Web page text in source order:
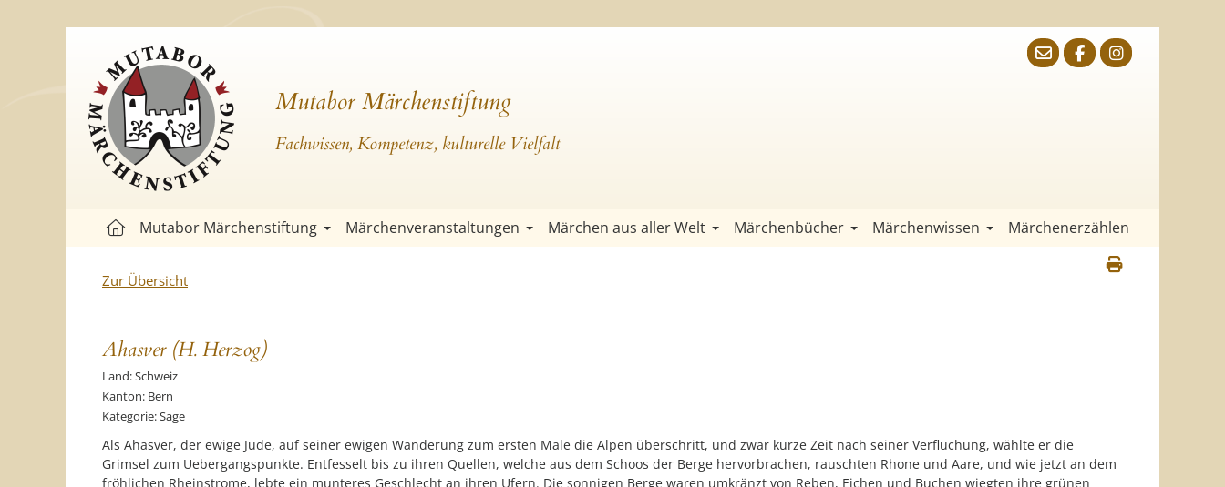
Mutabor Märchenstiftung
Fachwissen, Kompetenz, kulturelle Vielfalt
Mutabor Märchenstiftung Märchenveranstaltungen Märchen aus aller Welt Märchenbücher Märchenwissen Märchenerzählen
Zur Übersicht
Ahasver (H. Herzog)
Land: Schweiz
Kanton: Bern
Kategorie: Sage
Als Ahasver, der ewige Jude, auf seiner ewigen Wanderung zum ersten Male die Alpen überschritt, und zwar kurze Zeit nach seiner Verfluchung, wählte er die
Grimsel zum Uebergangspunkte. Entfesselt bis zu ihren Quellen, welche aus dem Schoos der Berge hervorbrachen, rauschten Rhone und Aare, und wie jetzt an dem
fröhlichen Rheinstrome, lebte ein munteres Geschlecht an ihren Ufern. Die sonnigen Berge waren umkränzt von Reben, Eichen und Buchen wiegten ihre grünen